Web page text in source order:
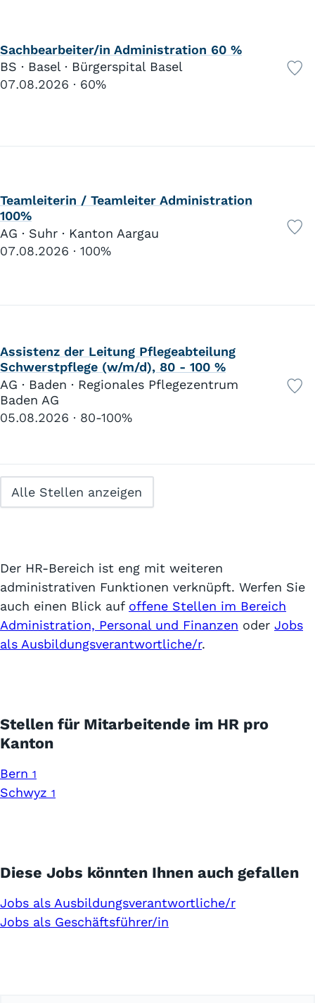
Sachbearbeiter/in Administration 60 %
BS · Basel · Bürgerspital Basel
07.08.2026
60%
Teamleiterin / Teamleiter Administration
100%
AG · Suhr · Kanton Aargau
07.08.2026
100%
Assistenz der Leitung Pflegeabteilung
Schwerstpflege (w/m/d), 80 - 100 %
AG · Baden · Regionales Pflegezentrum
Baden AG
05.08.2026
80-100%
Alle Stellen anzeigen
Der HR-Bereich ist eng mit weiteren
administrativen Funktionen verknüpft. Werfen Sie
auch einen Blick auf offene Stellen im Bereich
Administration, Personal und Finanzen oder Jobs
als Ausbildungsverantwortliche/r.
Stellen für Mitarbeitende im HR pro
Kanton
Bern 1
Schwyz 1
Diese Jobs könnten Ihnen auch gefallen
Jobs als Ausbildungsverantwortliche/r
Jobs als Geschäftsführer/in